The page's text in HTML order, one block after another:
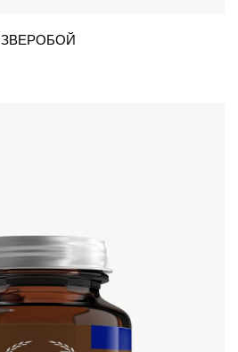
ЗВЕРОБОЙ